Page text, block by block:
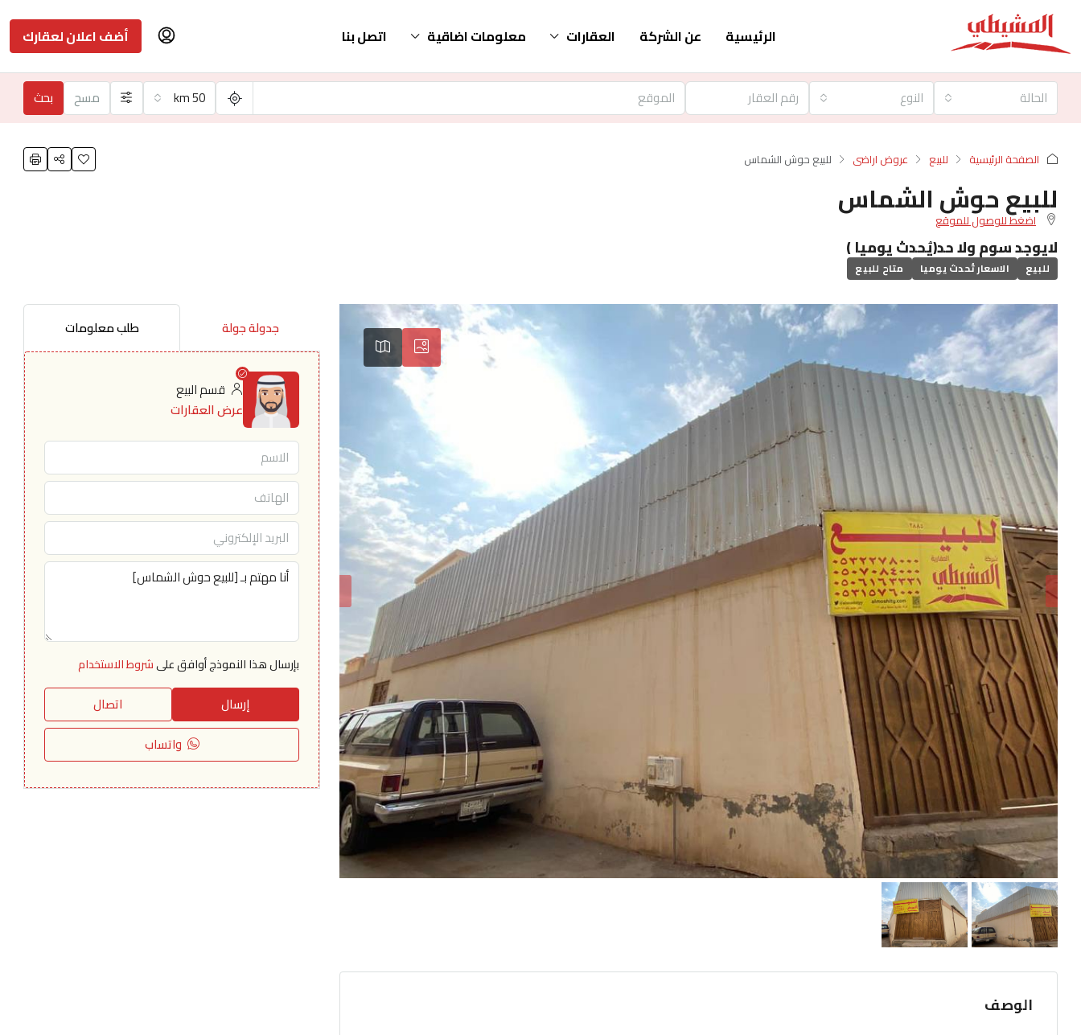
الرئيسية عن الشركة العقارات معلومات اضاقية اتصل بنا أضف اعلان لعقارك
الحالة النوع 50 km مسح بحث
الصفحة الرئيسية للبيع عروض اراضى للبيع حوش الشماس
للبيع حوش الشماس
اضغط للوصول للموقع
لايوجد سوم ولا حد(يُحدث يوميا )
للبيع الاسعار تُحدث يوميا متاح للبيع
الوصف
جدولة جولة طلب معلومات
قسم البيع
عرض العقارات
بإرسال هذا النموذج أوافق علىشروط الاستخدام
إرسال
اتصال
واتساب